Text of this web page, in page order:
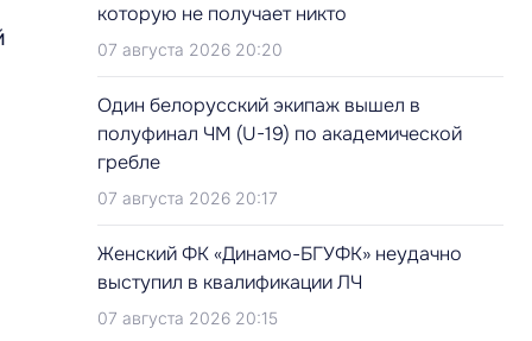
которую не получает никто
07 августа 2026 20:20
Один белорусский экипаж вышел в
полуфинал ЧМ (U-19) по академической
гребле
07 августа 2026 20:17
Женский ФК «Динамо-БГУФК» неудачно
выступил в квалификации ЛЧ
07 августа 2026 20:15